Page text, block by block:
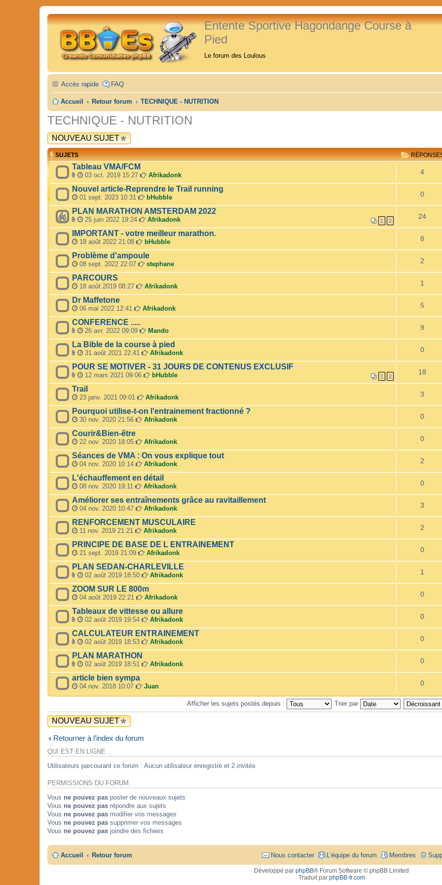
Entente Sportive Hagondange Course à
Pied
Le forum des Loulous
Accès rapide FAQ
Accueil Retour forum TECHNIQUE - NUTRITION
TECHNIQUE - NUTRITION
NOUVEAU SUJET
SUJETS
Tableau VMA/FCM
F
i
c
h
i
e
r
(
s
)
j
o
i
n
t
(
s
)
03 oct. 2019 15:27 Afrikadonk 4
Nouvel article-Reprendre le Trail running
01 sept. 2023 10:31 bHubble 0
PLAN MARATHON AMSTERDAM 2022
1 2
F
i
c
h
i
e
r
(
s
)
j
o
i
n
(
s
25 juin 2022 19:24 Afrikadonk 24
IMPORTANT - votre meilleur marathon.
18 août 2022 21:08 bHubble 8
Problème d'ampoule
08 sept. 2022 22:07 stephane 2
PARCOURS
18 août 2019 08:27 Afrikadonk 1
Dr Maffetone
06 mai 2022 12:41 Afrikadonk 5
CONFERENCE .....
F
c
h
i
e
r
(
s
)
j
o
i
n
t
(
s
)
26 avr. 2022 09:09 Mando 9
La Bible de la course à pied
F
i
c
h
i
e
r
(
s
)
j
o
i
n
t
(
s
)
31 août 2021 22:41 Afrikadonk 0
POUR SE MOTIVER - 31 JOURS DE CONTENUS EXCLUSIF
1 2
F
i
c
h
i
e
r
(
s
)
j
o
i
n
t
(
s
)
12 mars 2021 09:06 bHubble 18
Trail
23 janv. 2021 09:01 Afrikadonk 3
Pourquoi utilise-t-on l'entrainement fractionné ?
30 nov. 2020 21:56 Afrikadonk 0
Courir&Bien-être
22 nov. 2020 18:05 Afrikadonk 0
Séances de VMA : On vous explique tout
04 nov. 2020 10:14 Afrikadonk 2
L'échauffement en détail
08 nov. 2020 19:11 Afrikadonk 0
Améliorer ses entraînements grâce au ravitaillement
04 nov. 2020 10:47 Afrikadonk 3
RENFORCEMENT MUSCULAIRE
11 nov. 2019 21:21 Afrikadonk 2
PRINCIPE DE BASE DE L ENTRAINEMENT
21 sept. 2019 21:09 Afrikadonk 0
PLAN SEDAN-CHARLEVILLE
F
i
c
h
i
e
r
(
s
)
j
o
i
n
t
(
02 août 2019 18:50 Afrikadonk 1
ZOOM SUR LE 800m
04 août 2019 22:21 Afrikadonk 0
Tableaux de vittesse ou allure
F
i
c
h
i
e
r
(
s
)
i
n
t
(
)
02 août 2019 19:54 Afrikadonk 0
CALCULATEUR ENTRAINEMENT
F
i
c
h
i
e
r
)
j
o
i
t
(
s
02 août 2019 18:53 Afrikadonk 0
PLAN MARATHON
F
i
c
h
r
(
s
)
o
i
n
(
s
)
02 août 2019 18:51 Afrikadonk 0
article bien sympa
04 nov. 2018 10:07 Juan 0
Afficher les sujets postés depuis : Trier par
NOUVEAU SUJET
Retourner à l’index du forum
QUI EST EN LIGNE
Utilisateurs parcourant ce forum : Aucun utilisateur enregistré et 2 invités
PERMISSIONS DU FORUM
Vous ne pouvez pas poster de nouveaux sujets
Vous ne pouvez pas répondre aux sujets
Vous ne pouvez pas modifier vos messages
Vous ne pouvez pas supprimer vos messages
Vous ne pouvez pas joindre des fichiers
Accueil Retour forum Membres
L’équipe du forum
Nous contacter
Développé par phpBB® Forum Software © phpBB Limited
Traduit par phpBB-fr.com